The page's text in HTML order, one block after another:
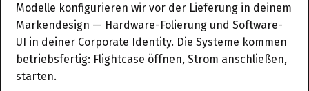
Modelle konfigurieren wir vor der Lieferung in deinem
Markendesign — Hardware-Folierung und Software-
UI in deiner Corporate Identity. Die Systeme kommen
betriebsfertig: Flightcase öffnen, Strom anschließen,
starten.